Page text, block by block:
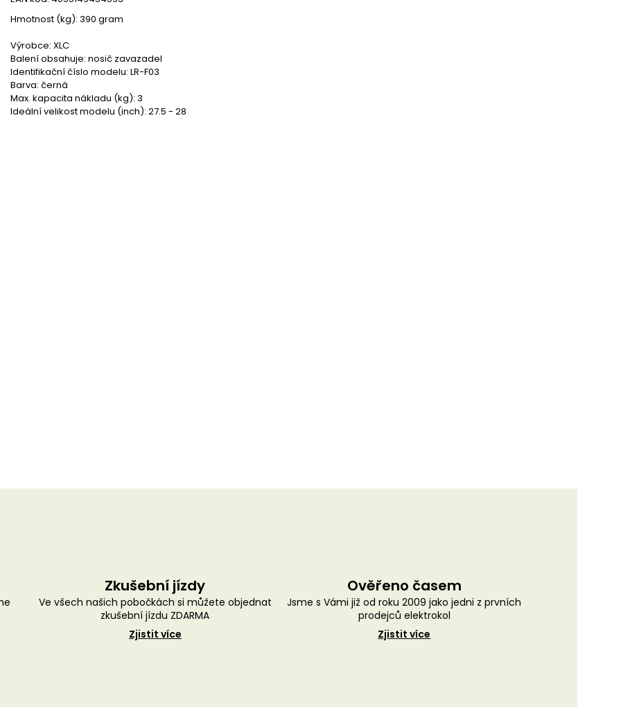
Hmotnost (kg): 390 gram
Výrobce: XLC
Balení obsahuje: nosič zavazadel
Identifikační číslo modelu: LR-F03
Barva: černá
Max. kapacita nákladu (kg): 3
Ideální velikost modelu (inch): 27.5 - 28
Zkušební jízdy
Ve všech našich pobočkách si můžete objednat
zkušební jízdu ZDARMA
Zjistit více
Ověřeno časem
Jsme s Vámi již od roku 2009 jako jedni z prvních
prodejců elektrokol
Zjistit více